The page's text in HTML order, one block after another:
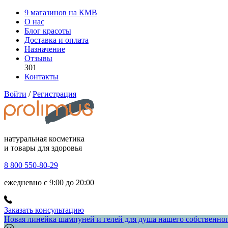
9 магазинов на КМВ
О нас
Блог красоты
Доставка и оплата
Назначение
Отзывы
301
Контакты
Войти / Регистрация
натуральная косметика
и товары для здоровья
8 800 550-80-29
ежедневно с 9:00 до 20:00
Заказать консультацию
Новая линейка шампуней и гелей для душа нашего